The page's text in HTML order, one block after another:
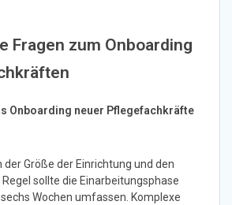
Fragen zum Onboarding
Onboarding neuer Pflegefachkräfte
der Größe der Einrichtung und den
sollte die Einarbeitungsphase
Wochen umfassen. Komplexe